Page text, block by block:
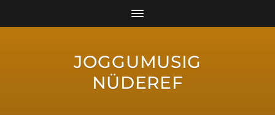
JOGGUMUSIG
NÜDEREF